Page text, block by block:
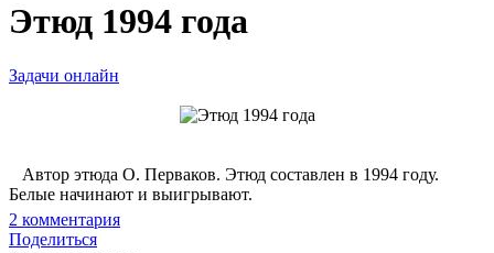
Этюд 1994 года
Задачи онлайн
Автор этюда О. Перваков. Этюд составлен в 1994 году.
Белые начинают и выигрывают.
2 комментария
Поделиться